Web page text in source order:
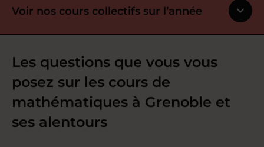
Voir nos cours collectifs sur l’année
Les questions que vous vous
posez sur les cours de
mathématiques à Grenoble et
ses alentours